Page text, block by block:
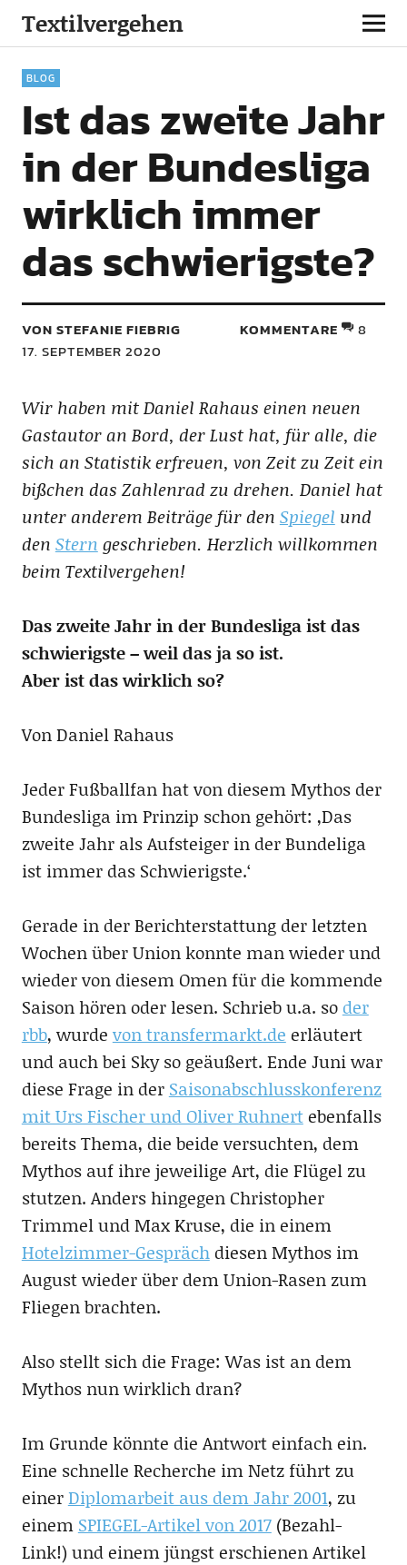
Textilvergehen
BLOG
Ist das zweite Jahr
in der Bundesliga
wirklich immer
das schwierigste?
VON STEFANIE FIEBRIG
17. SEPTEMBER 2020
KOMMENTARE 8
Wir haben mit Daniel Rahaus einen neuen
Gastautor an Bord, der Lust hat, für alle, die
sich an Statistik erfreuen, von Zeit zu Zeit ein
bißchen das Zahlenrad zu drehen. Daniel hat
unter anderem Beiträge für den Spiegel und
den Stern geschrieben. Herzlich willkommen
beim Textilvergehen!
Das zweite Jahr in der Bundesliga ist das
schwierigste – weil das ja so ist.
Aber ist das wirklich so?
Von Daniel Rahaus
Jeder Fußballfan hat von diesem Mythos der
Bundesliga im Prinzip schon gehört: ,Das
zweite Jahr als Aufsteiger in der Bundeliga
ist immer das Schwierigste.‘
Gerade in der Berichterstattung der letzten
Wochen über Union konnte man wieder und
wieder von diesem Omen für die kommende
Saison hören oder lesen. Schrieb u.a. so der
rbb, wurde von transfermarkt.de erläutert
und auch bei Sky so geäußert. Ende Juni war
diese Frage in der Saisonabschlusskonferenz
mit Urs Fischer und Oliver Ruhnertebenfalls
bereits Thema, die beide versuchten, dem
Mythos auf ihre jeweilige Art, die Flügel zu
stutzen. Anders hingegen Christopher
Trimmel und Max Kruse, die in einem
Hotelzimmer-Gesprächdiesen Mythos im
August wieder über dem Union-Rasen zum
Fliegen brachten.
Also stellt sich die Frage: Was ist an dem
Mythos nun wirklich dran?
Im Grunde könnte die Antwort einfach ein.
Eine schnelle Recherche im Netz führt zu
einerDiplomarbeit aus dem Jahr 2001, zu
einem SPIEGEL-Artikel von 2017(Bezahl-
Link!) und einem jüngst erschienen Artikel